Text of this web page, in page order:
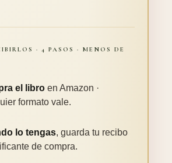
· 4 PASOS · MENOS DE
el libro en Amazon ·
formato vale.
lo tengas, guarda tu recibo
de compra.